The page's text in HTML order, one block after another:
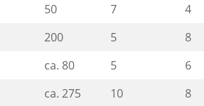
50 7
4
200 5
8
ca. 80 5
6
ca. 275 10
8